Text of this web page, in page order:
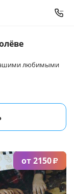
любимыми
от 2150₽